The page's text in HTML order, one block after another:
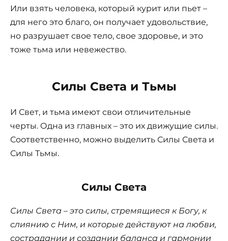
Или взять человека, который курит или пьет –
для него это благо, он получает удовольствие,
но разрушает свое тело, свое здоровье, и это
тоже тьма или невежество.
Силы Света и Тьмы
И Свет, и тьма имеют свои отличительные
черты. Одна из главных – это их движущие силы.
Соответственно, можно выделить Силы Света и
Силы Тьмы.
Силы Света
Силы Света – это силы, стремящиеся к Богу, к
слиянию с Ним, и которые действуют на любви,
сострадании и создании баланса и гармонии